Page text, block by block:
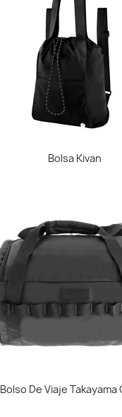
Bolsa Kivan
Bolso De Viaje Takayama